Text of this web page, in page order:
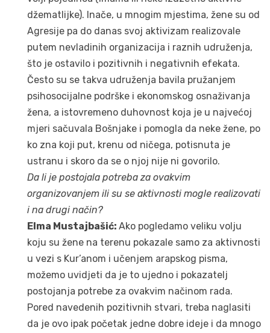
džematlijke). Inače, u mnogim mjestima, žene su od
Agresije pa do danas svoj aktivizam realizovale
putem nevladinih organizacija i raznih udruženja,
što je ostavilo i pozitivnih i negativnih efekata.
Često su se takva udruženja bavila pružanjem
psihosocijalne podrške i ekonomskog osnaživanja
žena, a istovremeno duhovnost koja je u najvećoj
mjeri sačuvala Bošnjake i pomogla da neke žene, po
ko zna koji put, krenu od ničega, potisnuta je
ustranu i skoro da se o njoj nije ni govorilo.
Da li je postojala potreba za ovakvim
organizovanjem ili su se aktivnosti mogle realizovati
i na drugi način?
Elma Mustajbašić: Ako pogledamo veliku volju
koju su žene na terenu pokazale samo za aktivnosti
u vezi s Kur’anom i učenjem arapskog pisma,
možemo uvidjeti da je to ujedno i pokazatelj
postojanja potrebe za ovakvim načinom rada.
Pored navedenih pozitivnih stvari, treba naglasiti
da je ovo ipak početak jedne dobre ideje i da mnogo